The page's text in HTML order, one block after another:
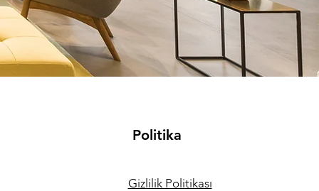
Politika
Gizlilik Politikası